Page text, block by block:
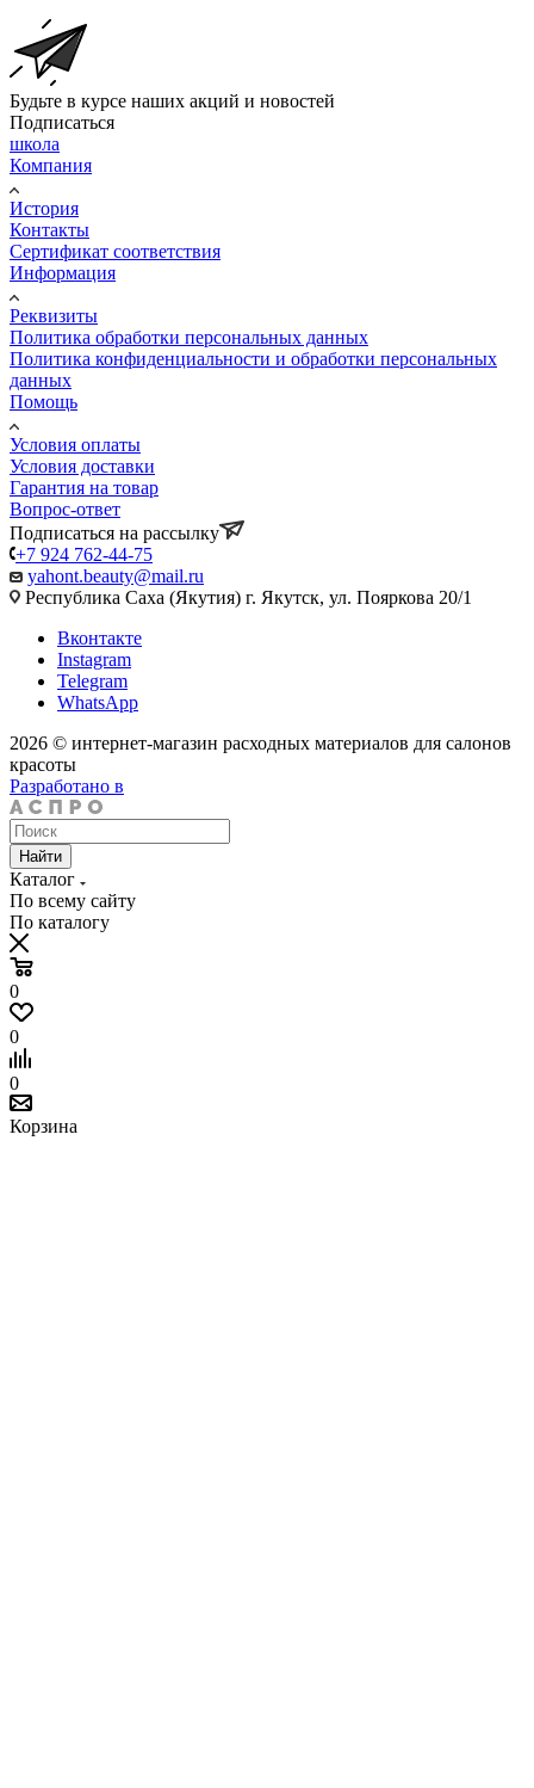
Будьте в курсе наших акций и новостей
Подписаться
школа
Компания
История
Контакты
Сертификат соответствия
Информация
Реквизиты
Политика обработки персональных данных
Политика конфиденциальности и обработки персональных
данных
Помощь
Условия оплаты
Условия доставки
Гарантия на товар
Вопрос-ответ
Подписаться на рассылку
+7 924 762-44-75
yahont.beauty@mail.ru
Республика Саха (Якутия) г. Якутск, ул. Пояркова 20/1
Вконтакте
Instagram
Telegram
WhatsApp
2026 © интернет-магазин расходных материалов для салонов
красоты
Разработано в
Найти
Каталог
По всему сайту
По каталогу
0
0
0
Корзина